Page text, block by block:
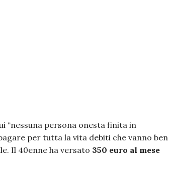
“nessuna persona onesta finita in
per tutta la vita debiti che vanno ben
Il 40enne ha versato 350 euro al mese